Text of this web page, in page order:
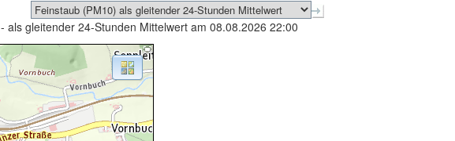
- als gleitender 24-Stunden Mittelwert am 08.08.2026 22:00